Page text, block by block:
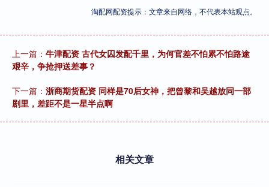
淘配网配资提示：文章来自网络，不代表本站观点。
上一篇： 牛津配资 古代女囚发配千里，为何官差不怕累不怕路途
艰辛，争抢押送差事？
下一篇： 浙商期货配资 同样是70后女神，把曾黎和吴越放同一部
剧里，差距不是一星半点啊
相关文章